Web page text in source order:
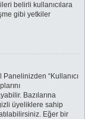
belirli kullanıcılara
gibi yetkiler
Panelinizden “Kullanıcı
Bazılarına
üyeliklere sahip
Eğer bir